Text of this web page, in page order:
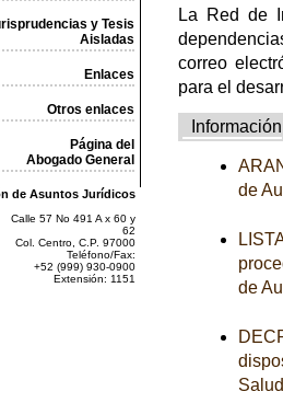
y Tesis
Aisladas
Enlaces
Otros enlaces
Página del
Abogado General
de Asuntos Jurídicos
Calle 57 No 491 A x 60 y
62
Col. Centro, C.P. 97000
Teléfono/Fax:
+52 (999) 930-0900
Extensión: 1151
La Red de
correo
para el
Información
de
de